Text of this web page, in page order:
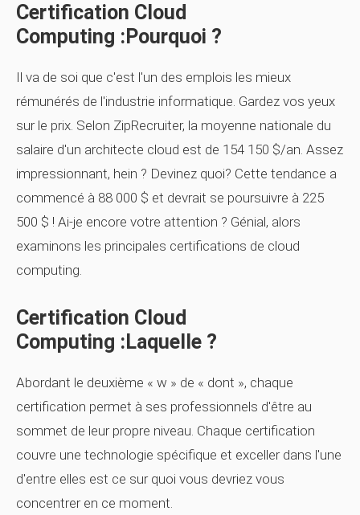
Certification Cloud
Computing :Pourquoi ?
Il va de soi que c'est l'un des emplois les mieux
rémunérés de l'industrie informatique. Gardez vos yeux
sur le prix. Selon ZipRecruiter, la moyenne nationale du
salaire d'un architecte cloud est de 154 150 $/an. Assez
impressionnant, hein ? Devinez quoi? Cette tendance a
commencé à 88 000 $ et devrait se poursuivre à 225
500 $ ! Ai-je encore votre attention ? Génial, alors
examinons les principales certifications de cloud
computing.
Certification Cloud
Computing :laquelle ?
Abordant le deuxième « w » de « dont », chaque
certification permet à ses professionnels d'être au
sommet de leur propre niveau. Chaque certification
couvre une technologie spécifique et exceller dans l'une
d'entre elles est ce sur quoi vous devriez vous
concentrer en ce moment.